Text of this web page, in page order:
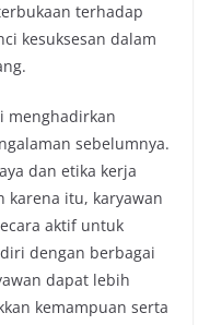
terhadap
kesuksesan dalam
menghadirkan
sebelumnya.
dan etika kerja
karena itu, karyawan
aktif untuk
dengan berbagai
dapat lebih
kemampuan serta